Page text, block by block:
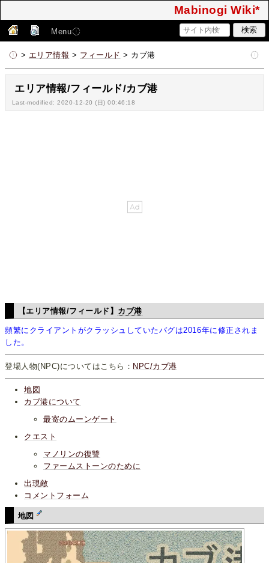
Mabinogi Wiki*
Menu
> エリア情報 > フィールド > カブ港
エリア情報/フィールド/カブ港
Last-modified: 2020-12-20 (日) 00:46:18
【エリア情報/フィールド】 カブ港
頻繁にクライアントがクラッシュしていたバグは2016年に修正されま
した。
登場人物(NPC)についてはこちら： NPC/カブ港
地図
カブ港について
最寄のムーンゲート
クエスト
マノリンの復讐
ファームストーンのために
出現敵
コメントフォーム
地図